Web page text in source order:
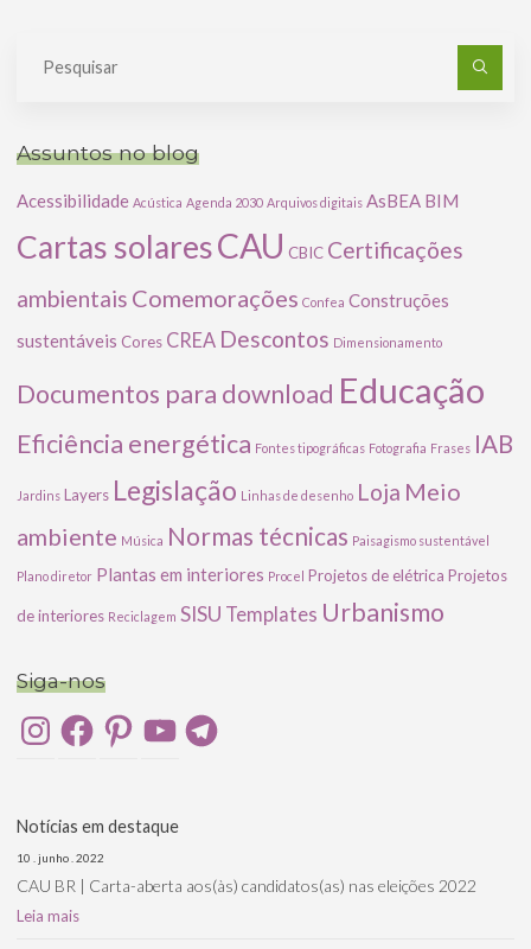
Assuntos no blog
Acessibilidade Acústica Agenda 2030 Arquivos digitais AsBEA BIM
Cartas solaresCAU CBIC Certificações
ambientais Comemorações Confea Construções
sustentáveis Cores CREA Descontos Dimensionamento
Documentos para download Educação
Eficiência energética Fontes tipográficas Fotografia Frases IAB
Jardins Layers Legislação Linhas de desenho Loja Meio
ambiente Música Normas técnicas Paisagismo sustentável
Plano diretor Plantas em interiores Procel Projetos de elétrica Projetos
de interiores Reciclagem SISU Templates Urbanismo
Siga-nos
InstagramFacebookPinterestYouTubeTelegram
Notícias em destaque
10 . junho . 2022
CAU BR | Carta-aberta aos(às) candidatos(as) nas eleições 2022
Leia mais